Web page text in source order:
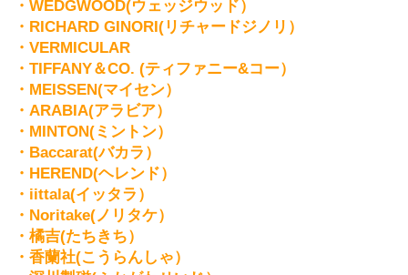
・WEDGWOOD(ウェッジウッド）
・RICHARD GINORI(リチャードジノリ）
・VERMICULAR
・TIFFANY＆CO. (ティファニー&コー）
・MEISSEN(マイセン）
・ARABIA(アラビア）
・MINTON(ミントン）
・Baccarat(バカラ）
・HEREND(ヘレンド）
・iittala(イッタラ）
・Noritake(ノリタケ）
・橘吉(たちきち）
・香蘭社(こうらんしゃ）